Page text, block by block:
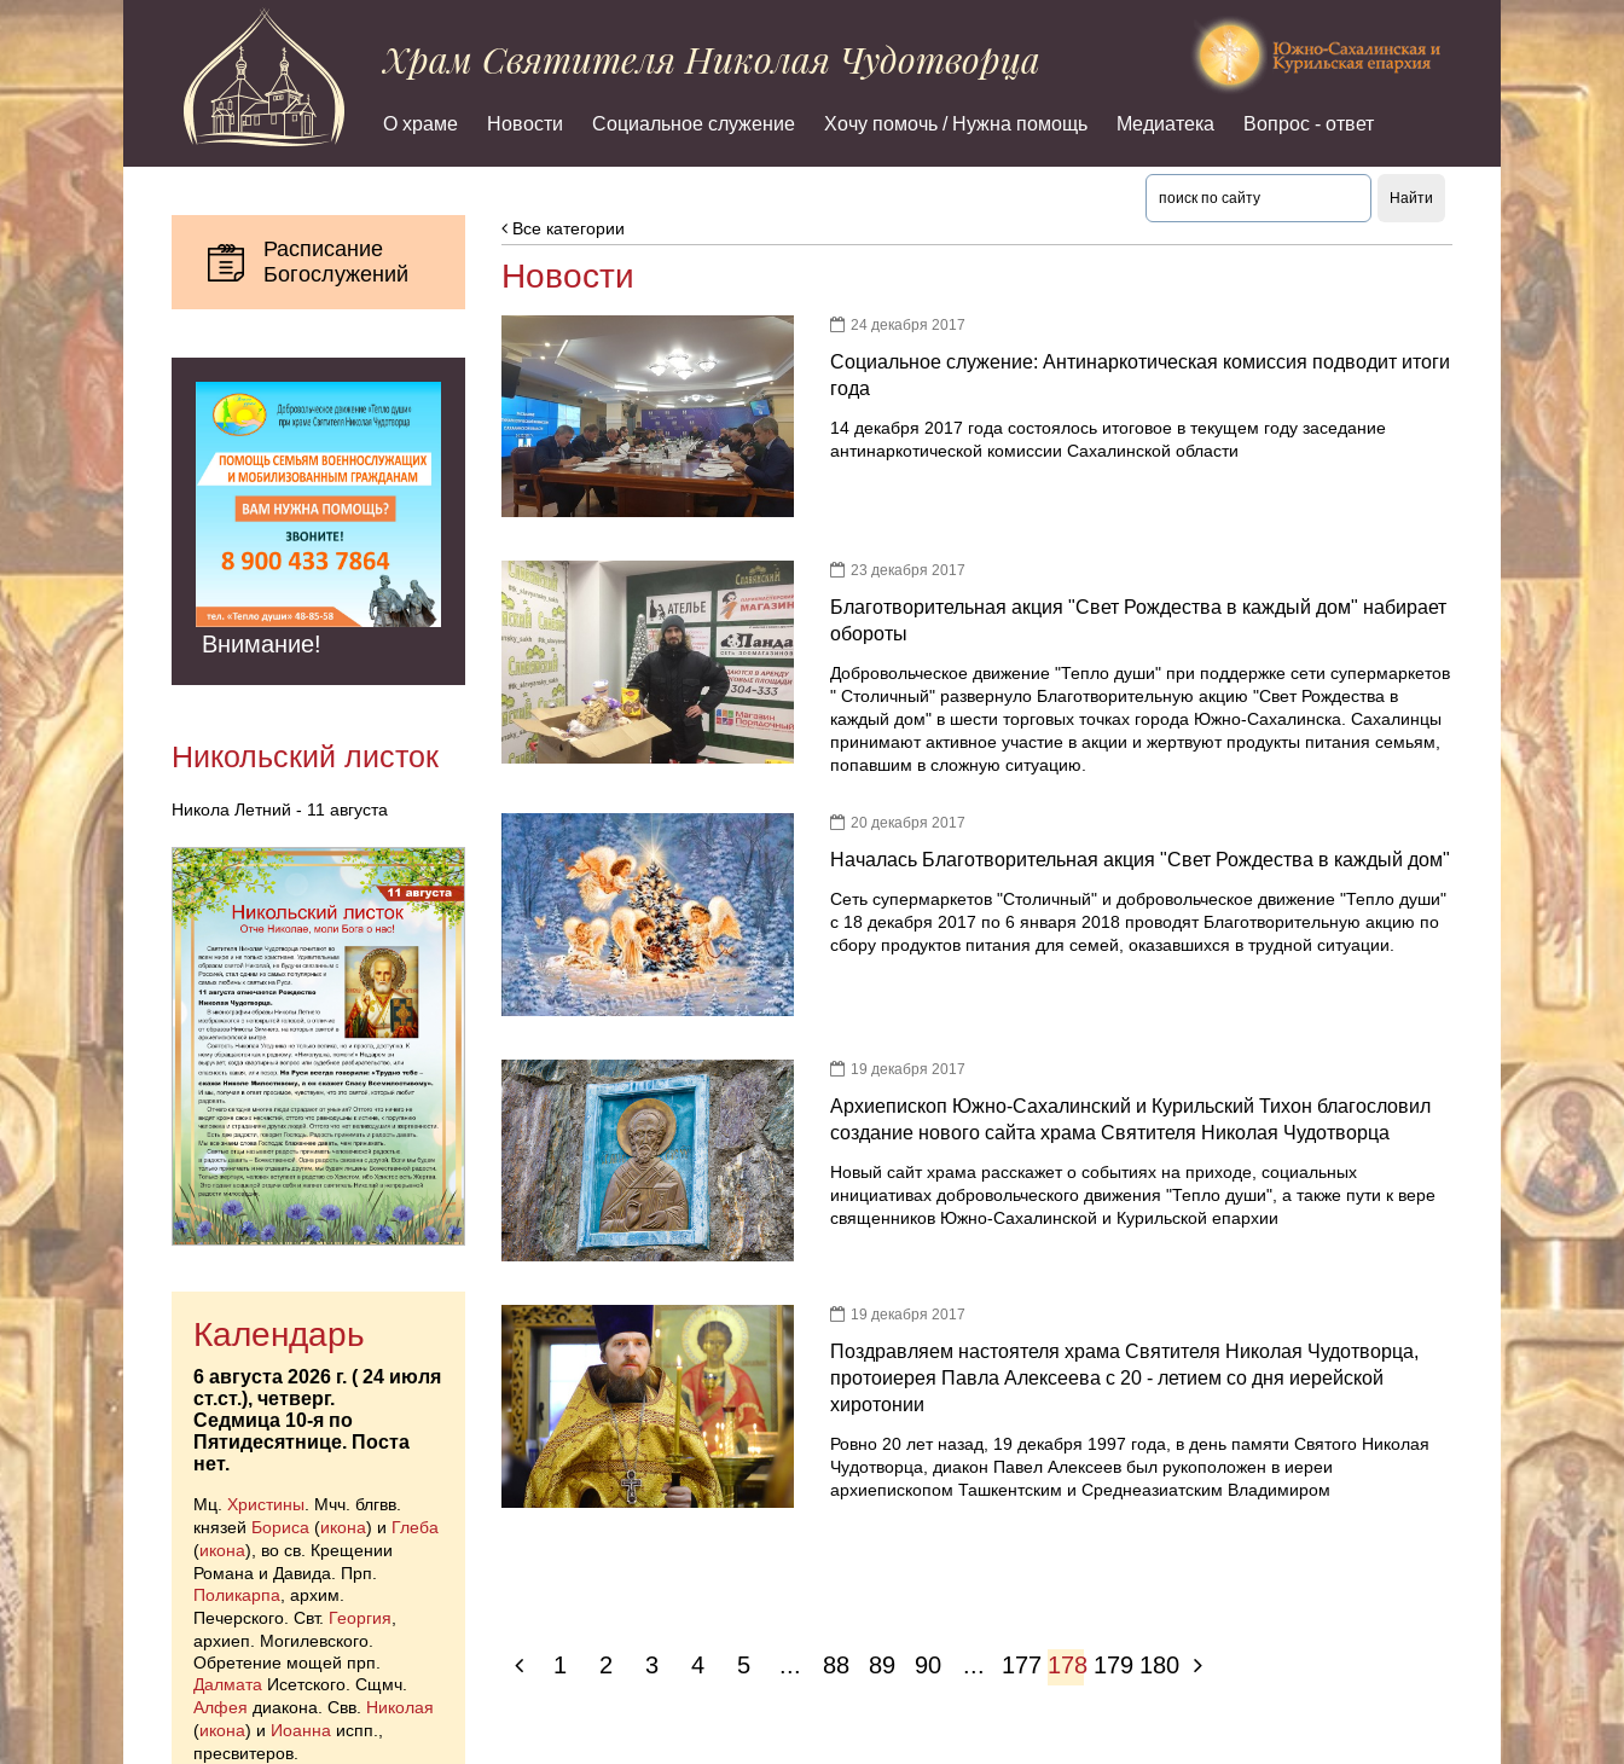
Храм Святителя Николая Чудотворца
О храме Новости Социальное служение Хочу помочь / Нужна помощь Медиатека Вопрос - ответ
Расписание
Богослужений
Внимание!
Никольский листок
Никола Летний - 11 августа
Календарь
6 августа 2026 г. ( 24 июля
ст.ст.), четверг.
Седмица 10-я по
Пятидесятнице. Поста
нет.
Мц. Христины . Мчч. блгвв.
князей Бориса (икона) и Глеба
(икона), во св. Крещении
Романа и Давида. Прп.
Поликарпа , архим.
Печерского. Свт. Георгия
архиеп. Могилевского.
Обретение мощей прп.
Далмата Исетского. Сщмч.
Алфея диакона. Свв. Николая
(икона) и Иоанна испп.,
пресвитеров.
Все категории
Новости
24 декабря 2017
Социальное служение: Антинаркотическая комиссия подводит итоги
года
14 декабря 2017 года состоялось итоговое в текущем году заседание
антинаркотической комиссии Сахалинской области
23 декабря 2017
Благотворительная акция "Свет Рождества в каждый дом" набирает
обороты
Добровольческое движение "Тепло души" при поддержке сети супермаркетов
" Столичный" развернуло Благотворительную акцию "Свет Рождества в
каждый дом" в шести торговых точках города Южно-Сахалинска. Сахалинцы
принимают активное участие в акции и жертвуют продукты питания семьям,
попавшим в сложную ситуацию.
20 декабря 2017
Началась Благотворительная акция "Свет Рождества в каждый дом"
Сеть супермаркетов "Столичный" и добровольческое движение "Тепло души"
с 18 декабря 2017 по 6 января 2018 проводят Благотворительную акцию по
сбору продуктов питания для семей, оказавшихся в трудной ситуации.
19 декабря 2017
Архиепископ Южно-Сахалинский и Курильский Тихон благословил
создание нового сайта храма Святителя Николая Чудотворца
Новый сайт храма расскажет о событиях на приходе, социальных
инициативах добровольческого движения "Тепло души", а также пути к вере
священников Южно-Сахалинской и Курильской епархии
19 декабря 2017
Поздравляем настоятеля храма Святителя Николая Чудотворца,
протоиерея Павла Алексеева с 20 - летием со дня иерейской
хиротонии
Ровно 20 лет назад, 19 декабря 1997 года, в день памяти Святого Николая
Чудотворца, диакон Павел Алексеев был рукоположен в иереи
архиепископом Ташкентским и Среднеазиатским Владимиром
1 2 3 4 5 ... 88 89 90 ... 177 178 179 180